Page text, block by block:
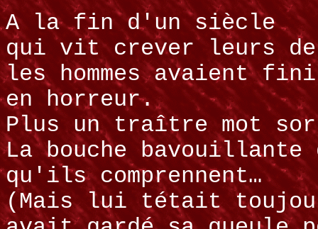
A la fin d'un siècle
qui vit crever leurs
les hommes avaient
en horreur.
Plus un traître mot
La bouche bavouillante
qu'ils comprennent…
(Mais lui tétait